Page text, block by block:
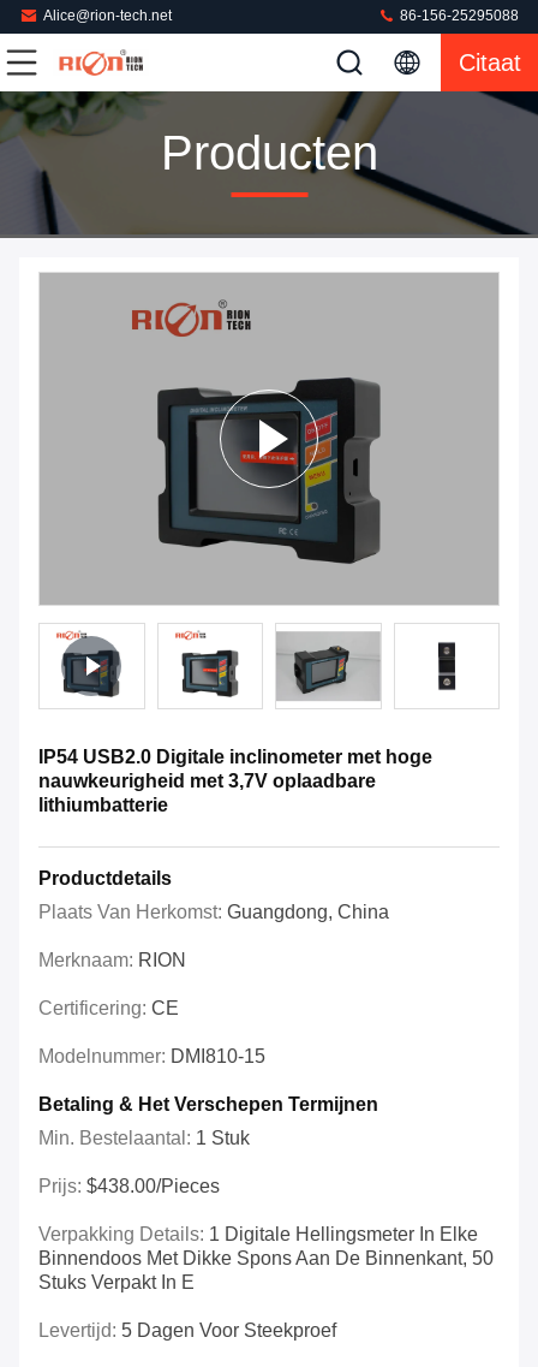
Alice@rion-tech.net 86-156-25295088
Citaat
Producten
IP54 USB2.0 Digitale inclinometer met hoge
nauwkeurigheid met 3,7V oplaadbare
lithiumbatterie
Productdetails
Plaats Van Herkomst: Guangdong, China
Merknaam: RION
Certificering: CE
Modelnummer: DMI810-15
Betaling & Het Verschepen Termijnen
Min. Bestelaantal: 1 Stuk
Prijs: $438.00/Pieces
Verpakking Details: 1 Digitale Hellingsmeter In Elke
Binnendoos Met Dikke Spons Aan De Binnenkant, 50
Stuks Verpakt In E
Levertijd: 5 Dagen Voor Steekproef